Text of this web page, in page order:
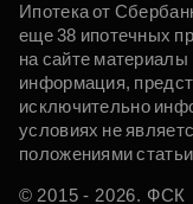
Ипотека от
еще 38 ипотечных
на сайте
информация,
исключительно
условиях не
положениями
© 2015 - 2026. ФСК